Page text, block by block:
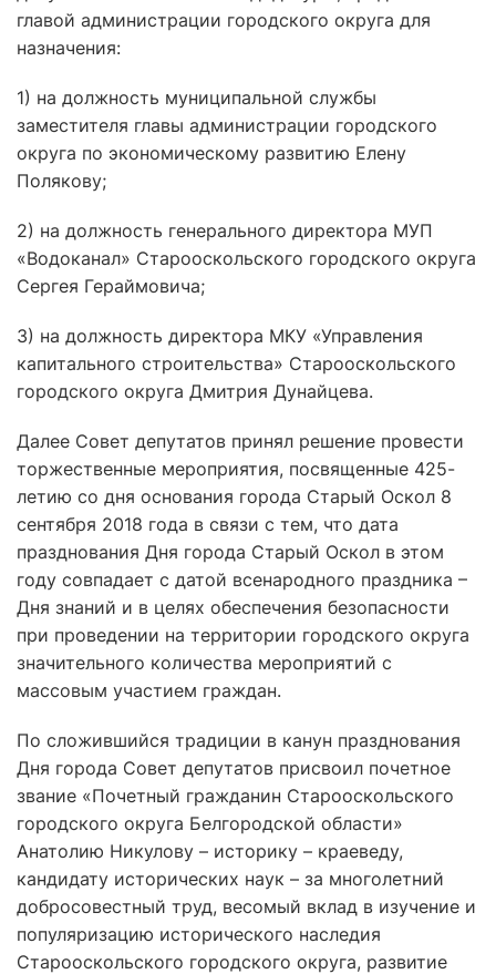
главой администрации городского округа для
назначения:
1) на должность муниципальной службы
заместителя главы администрации городского
округа по экономическому развитию Елену
Полякову;
2) на должность генерального директора МУП
«Водоканал» Старооскольского городского округа
Сергея Гераймовича;
3) на должность директора МКУ «Управления
капитального строительства» Старооскольского
городского округа Дмитрия Дунайцева.
Далее Совет депутатов принял решение провести
торжественные мероприятия, посвященные 425-
летию со дня основания города Старый Оскол 8
сентября 2018 года в связи с тем, что дата
празднования Дня города Старый Оскол в этом
году совпадает с датой всенародного праздника –
Дня знаний и в целях обеспечения безопасности
при проведении на территории городского округа
значительного количества мероприятий с
массовым участием граждан.
По сложившийся традиции в канун празднования
Дня города Совет депутатов присвоил почетное
звание «Почетный гражданин Старооскольского
городского округа Белгородской области»
Анатолию Никулову – историку – краеведу,
кандидату исторических наук – за многолетний
добросовестный труд, весомый вклад в изучение и
популяризацию исторического наследия
Старооскольского городского округа, развитие